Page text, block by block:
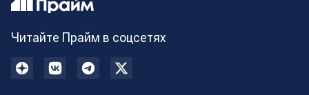
Читайте Прайм в соцсетях